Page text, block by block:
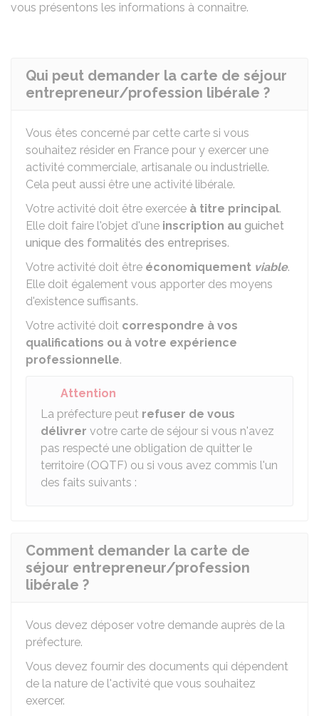
vous présentons les informations à connaître.
Qui peut demander la carte de séjour
entrepreneur/profession libérale ?
Vous êtes concerné par cette carte si vous
souhaitez résider en France pour y exercer une
activité commerciale, artisanale ou industrielle.
Cela peut aussi être une activité libérale.
Votre activité doit être exercée à titre principal.
Elle doit faire l'objet d'une inscription au guichet
unique des formalités des entreprises.
Votre activité doit être économiquement viable.
Elle doit également vous apporter des moyens
d'existence suffisants.
Votre activité doit correspondre à vos
qualifications ou à votre expérience
professionnelle.
Attention
La préfecture peut refuser de vous
délivrer votre carte de séjour si vous n'avez
pas respecté une obligation de quitter le
territoire (OQTF) ou si vous avez commis l'un
des faits suivants :
Comment demander la carte de
séjour entrepreneur/profession
libérale ?
Vous devez déposer votre demande auprès de la
préfecture.
Vous devez fournir des documents qui dépendent
de la nature de l'activité que vous souhaitez
exercer.